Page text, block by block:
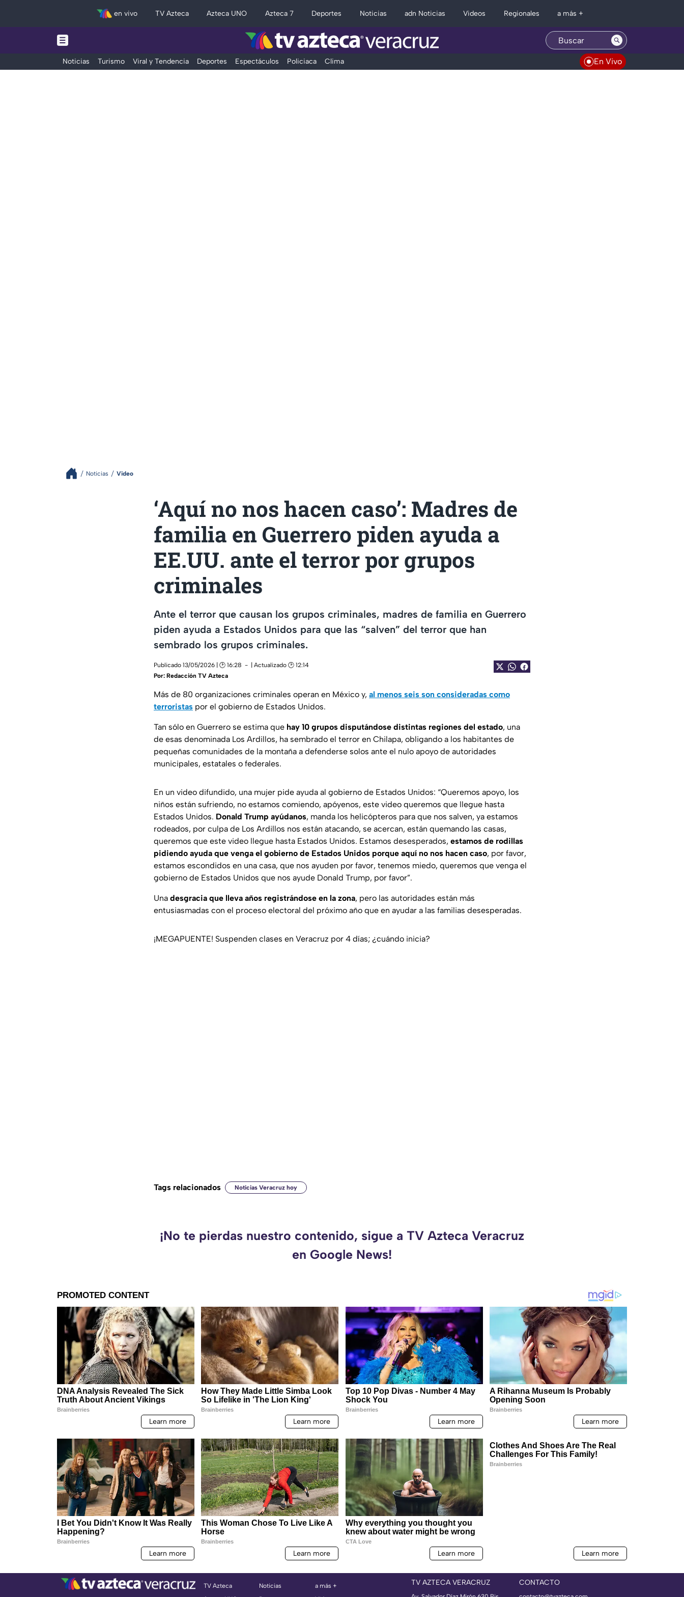
en vivo TV Azteca Azteca UNO Azteca 7 Deportes Noticias adn Noticias Videos Regionales a más +
Noticias Turismo Viral y Tendencia Deportes Espectáculos Policiaca Clima En Vivo
Noticias Video
‘Aquí no nos hacen caso’: Madres de
familia en Guerrero piden ayuda a
EE.UU. ante el terror por grupos
criminales
Ante el terror que causan los grupos criminales, madres de familia en Guerrero
piden ayuda a Estados Unidos para que las “salven” del terror que han
sembrado los grupos criminales.
Publicado 13/05/2026 | 🕑 16:28
| Actualizado 🕑 12:14
Por: Redacción TV Azteca
Más de 80 organizaciones criminales operan en México y, al menos seis son consideradas como
terroristas por el gobierno de Estados Unidos.
Tan sólo en Guerrero se estima que hay 10 grupos disputándose distintas regiones del estado, una
de esas denominada Los Ardillos, ha sembrado el terror en Chilapa, obligando a los habitantes de
pequeñas comunidades de la montaña a defenderse solos ante el nulo apoyo de autoridades
municipales, estatales o federales.
En un video difundido, una mujer pide ayuda al gobierno de Estados Unidos: “Queremos apoyo, los
niños están sufriendo, no estamos comiendo, apóyenos, este video queremos que llegue hasta
Estados Unidos. Donald Trump ayúdanos, manda los helicópteros para que nos salven, ya estamos
rodeados, por culpa de Los Ardillos nos están atacando, se acercan, están quemando las casas,
queremos que este video llegue hasta Estados Unidos. Estamos desesperados, estamos de rodillas
pidiendo ayuda que venga el gobierno de Estados Unidos porque aquí no nos hacen caso, por favor,
estamos escondidos en una casa, que nos ayuden por favor, tenemos miedo, queremos que venga el
gobierno de Estados Unidos que nos ayude Donald Trump, por favor”.
Una desgracia que lleva años registrándose en la zona, pero las autoridades están más
entusiasmadas con el proceso electoral del próximo año que en ayudar a las familias desesperadas.
¡MEGAPUENTE! Suspenden clases en Veracruz por 4 días; ¿cuándo inicia?
Tags relacionados Noticias Veracruz hoy
¡No te pierdas nuestro contenido, sigue a TV Azteca Veracruz
en Google News!
TV Azteca
Noticias
a más +
TV AZTECA VERACRUZ CONTACTO